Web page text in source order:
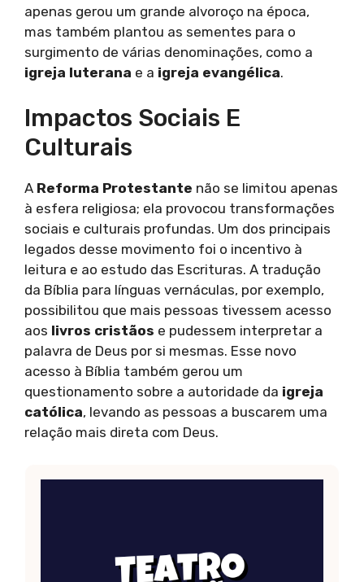
apenas gerou um grande alvoroço na época,
mas também plantou as sementes para o
surgimento de várias denominações, como a
igreja luterana e a igreja evangélica.
Impactos Sociais E
Culturais
A Reforma Protestante não se limitou apenas
à esfera religiosa; ela provocou transformações
sociais e culturais profundas. Um dos principais
legados desse movimento foi o incentivo à
leitura e ao estudo das Escrituras. A tradução
da Bíblia para línguas vernáculas, por exemplo,
possibilitou que mais pessoas tivessem acesso
aos livros cristãos e pudessem interpretar a
palavra de Deus por si mesmas. Esse novo
acesso à Bíblia também gerou um
questionamento sobre a autoridade da igreja
católica, levando as pessoas a buscarem uma
relação mais direta com Deus.